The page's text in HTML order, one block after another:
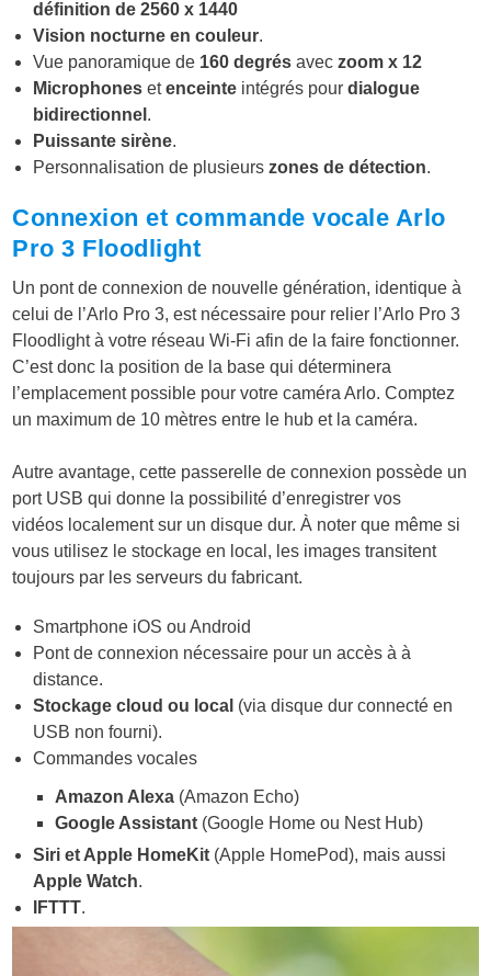
définition de 2560 x 1440
Vision nocturne en couleur.
Vue panoramique de 160 degrésavec zoom x 12
Microphones etenceinte intégrés pourdialogue
bidirectionnel .
Puissante sirène.
Personnalisation de plusieurszones de détection.
Connexion et commande vocale Arlo
Pro 3 Floodlight
Un pont de connexion de nouvelle génération, identique à
celui de l’Arlo Pro 3, est nécessaire pour relier l’Arlo Pro 3
Floodlight à votre réseau Wi-Fi afin de la faire fonctionner.
C’est donc la position de la base qui déterminera
l’emplacement possible pour votre caméra Arlo. Comptez
un maximum de 10 mètres entre le hub et la caméra.
Autre avantage, cette passerelle de connexion possède un
port USB qui donne la possibilité d’enregistrer vos
vidéos localement sur un disque dur. À noter que même si
vous utilisez le stockage en local, les images transitent
toujours par les serveurs du fabricant.
Smartphone iOS ou Android
Pont de connexion nécessaire pour un accès à à
distance.
Stockage cloud ou local (via disque dur connecté en
USB non fourni).
Commandes vocales
Amazon Alexa(Amazon Echo)
Google Assistant(Google Home ou Nest Hub)
Siri et Apple HomeKit (Apple HomePod), mais aussi
Apple Watch.
IFTTT.